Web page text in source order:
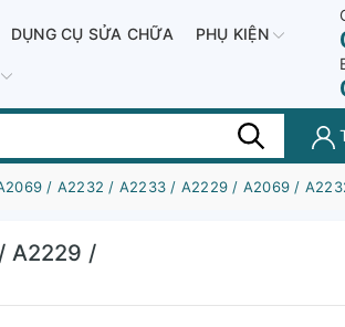
DỤNG CỤ SỬA CHỮA PHỤ KIỆN
/ A2232 / A2233 / A2229 / A2069 /
A2229 /